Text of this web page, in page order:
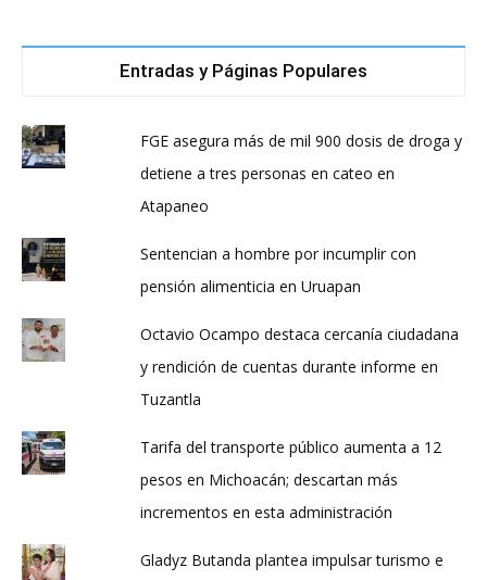
Entradas y Páginas Populares
FGE asegura más de mil 900 dosis de droga y
detiene a tres personas en cateo en
Atapaneo
Sentencian a hombre por incumplir con
pensión alimenticia en Uruapan
Octavio Ocampo destaca cercanía ciudadana
y rendición de cuentas durante informe en
Tuzantla
Tarifa del transporte público aumenta a 12
pesos en Michoacán; descartan más
incrementos en esta administración
Gladyz Butanda plantea impulsar turismo e